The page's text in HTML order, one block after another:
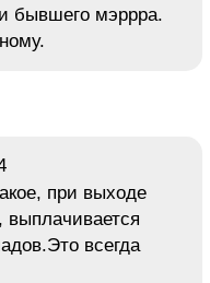
бывшего мэррра.
при выходе
всегда